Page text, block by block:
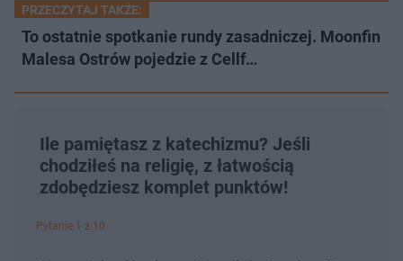
PRZECZYTAJ TAKŻE:
To ostatnie spotkanie rundy zasadniczej. Moonfin
Malesa Ostrów pojedzie z Cellf…
Ile pamiętasz z katechizmu? Jeśli
chodziłeś na religię, z łatwością
zdobędziesz komplet punktów!
Pytanie 1 z 10